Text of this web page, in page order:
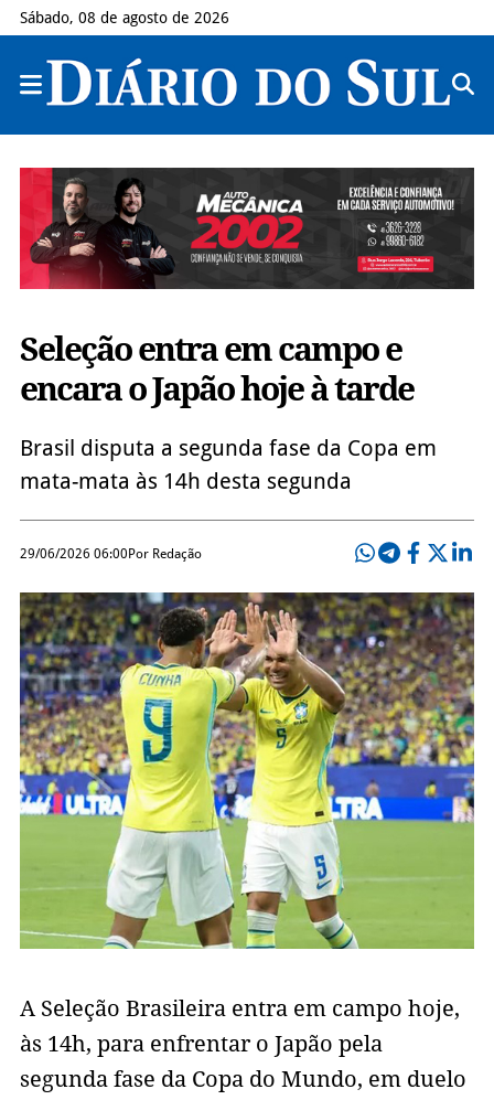
Sábado, 08 de agosto de 2026
Seleção entra em campo e
encara o Japão hoje à tarde
Brasil disputa a segunda fase da Copa em
mata-mata às 14h desta segunda
29/06/2026 06:00Por Redação
A Seleção Brasileira entra em campo hoje,
às 14h, para enfrentar o Japão pela
segunda fase da Copa do Mundo, em duelo